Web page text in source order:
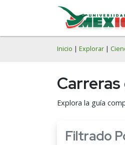
Inicio | Explorar |
Explora la guía
Filtrado